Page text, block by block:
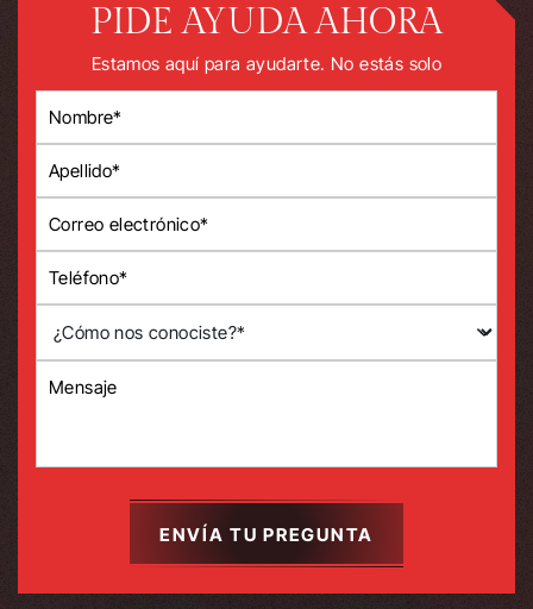
PIDE AYUDA AHORA
Estamos aquí para ayudarte. No estás solo